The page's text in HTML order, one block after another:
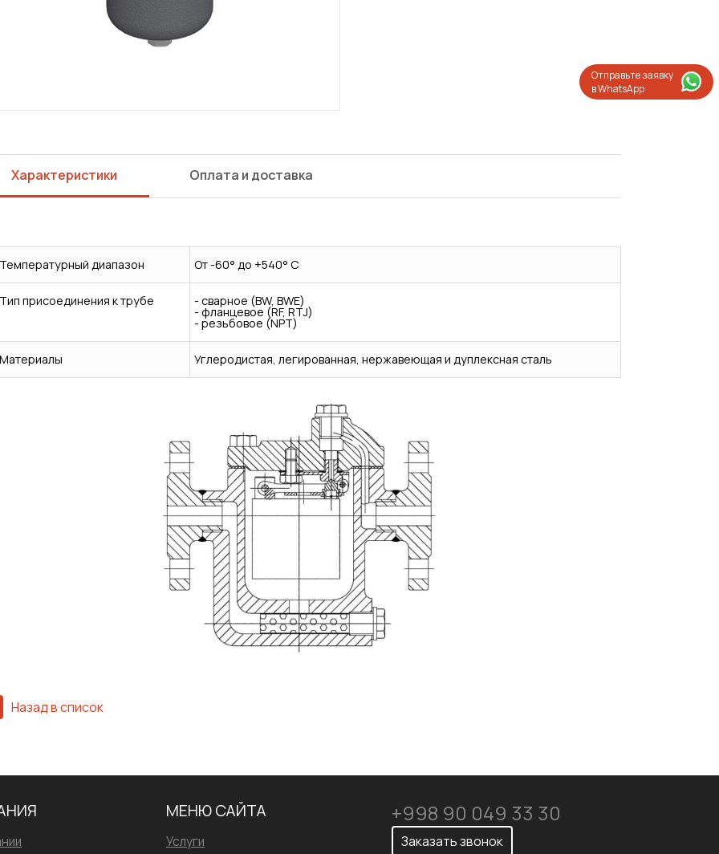
Отправьте заявку
в WhatsApp
Механическая обработка Испытания/Сертификация
Характеристики Оплата и доставка
Температурный диапазон От -60° до +540° C
Тип присоединения к трубе - сварное (BW, BWE)
- фланцевое (RF, RTJ)
- резьбовое (NPT)
Материалы Углеродистая, легированная, нержавеющая и дуплексная сталь
Назад в список
+998 90 049 33 30
Заказать звонок
МЕНЮ САЙТА
Услуги